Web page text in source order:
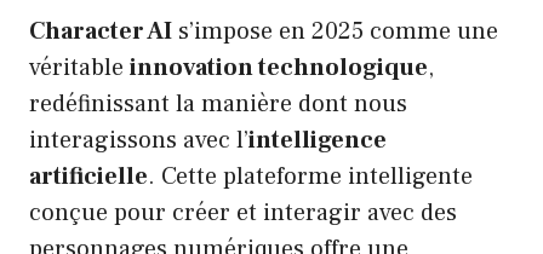
Character AI s’impose en 2025 comme une
véritable innovation technologique,
redéfinissant la manière dont nous
interagissons avec l’intelligence
artificielle. Cette plateforme intelligente
conçue pour créer et interagir avec des